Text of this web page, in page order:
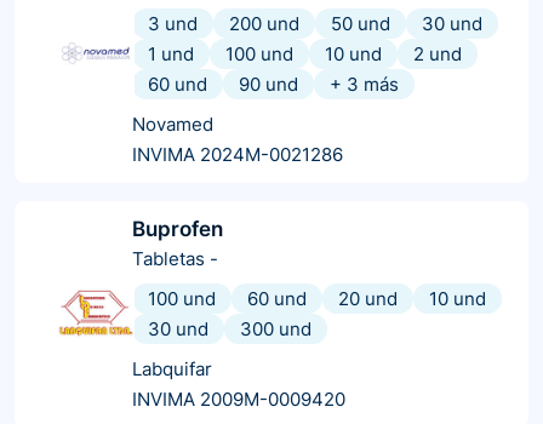
3 und
200 und 50 und
30 und
1 und
100 und 10 und
2 und
60 und
90 und + 3 más
Novamed
INVIMA 2024M-0021286
Buprofen
Tabletas -
100 und
60 und 20 und
10 und
30 und
300 und
Labquifar
INVIMA 2009M-0009420